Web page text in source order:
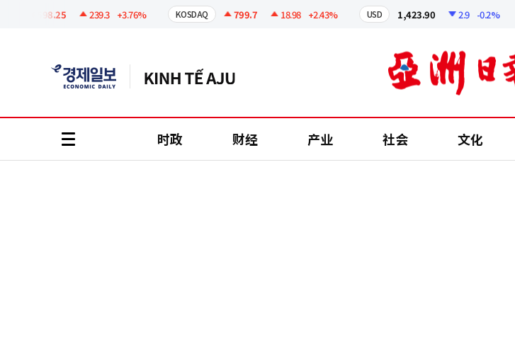
6598.25 239.3 +3.76% KOSDAQ 799.7 18.98 +2.43% USD 1,423.90 2.9 -0.2%
时政 财经 产业 社会 文化